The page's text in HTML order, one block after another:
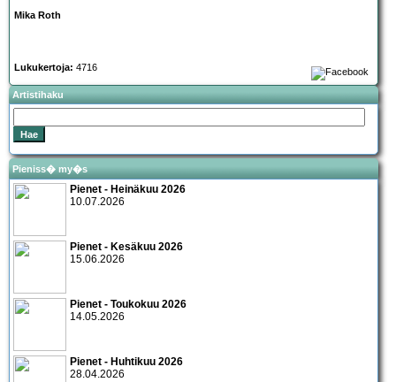
Mika Roth
Lukukertoja: 4716
Artistihaku
Pieniss� my�s
Pienet - Heinäkuu 2026
10.07.2026
Pienet - Kesäkuu 2026
15.06.2026
Pienet - Toukokuu 2026
14.05.2026
Pienet - Huhtikuu 2026
28.04.2026